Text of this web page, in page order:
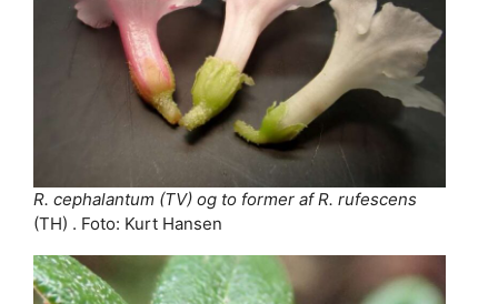
R. cephalantum (TV) og to former af R. rufescens
(TH) . Foto: Kurt Hansen